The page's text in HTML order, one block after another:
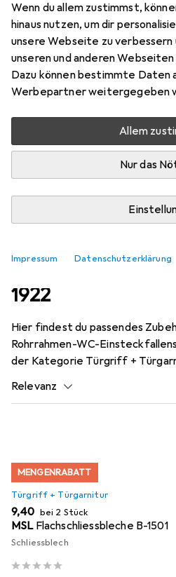
Wenn du allem zustimmst,
hinaus nutzen, um dir
unsere Webseite zu
unseren und anderen
Dazu können bestimmte Daten
Werbepartner weitergegeben
Allem
Nur das
Impressum Datenschutzerklärung
EUR
57,90
MSL
Einsteckschloss
WC-
1922
Hier findest du passendes
Rohrrahmen-WC-
der Kategorie Türgriff +
Relevanz
MENGENRABATT
Türgriff + Türgarnitur
EUR
9,40 bei 2 Stück
MSL Flachschliessbleche B-1501
Schliessblech